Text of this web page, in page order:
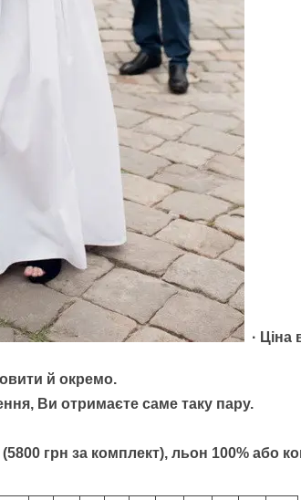
·
й окремо.
Ви отримаєте саме таку пару.
грн за комплект), льон 100% або